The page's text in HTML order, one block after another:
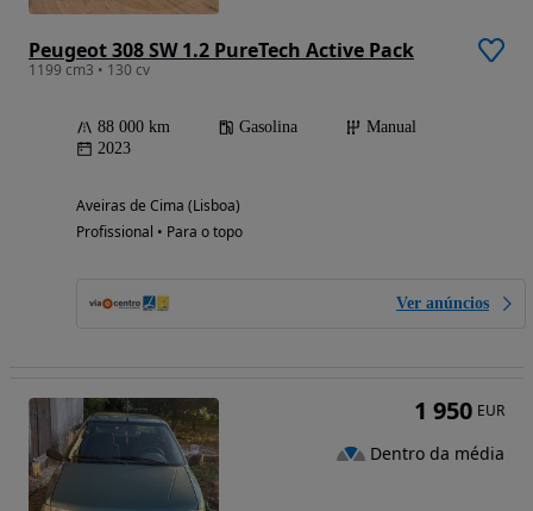
Peugeot 308 SW 1.2 PureTech Active Pack
1199 cm3 • 130 cv
88 000 km Gasolina
Manual
2023
Aveiras de Cima (Lisboa)
Profissional • Para o topo
Ver anúncios
1 950 EUR
Dentro da média